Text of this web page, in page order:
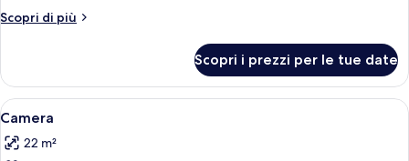
Scopri di più
Altri
Scopri i prezzi per le tue date
Apri
tutte
le
Camera d'albergo con due letti, una
4
Camera
22 m²